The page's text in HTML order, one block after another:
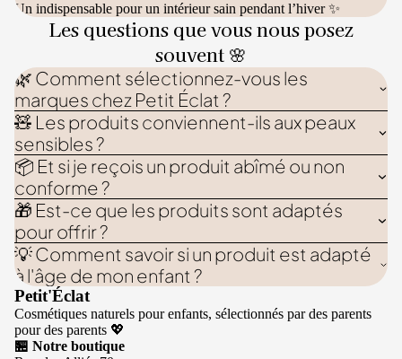
Un indispensable pour un intérieur sain pendant l’hiver ✨
Les questions que vous nous posez
souvent 🌸
🌿 Comment sélectionnez-vous les
marques chez Petit Éclat ?
🧸 Les produits conviennent-ils aux peaux
sensibles ?
📦 Et si je reçois un produit abîmé ou non
conforme ?
🎁 Est-ce que les produits sont adaptés
pour offrir ?
💡 Comment savoir si un produit est adapté
à l'âge de mon enfant ?
Petit'Éclat
Cosmétiques naturels pour enfants, sélectionnés par des parents
pour des parents 💖
🏪 Notre boutique